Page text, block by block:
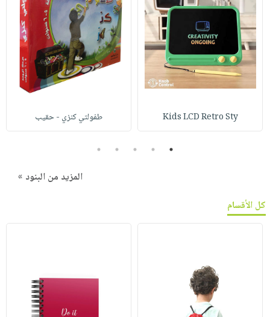
Kids LCD Retro Sty طفولتي كنزي - حقيب
1
2
3
4
5
المزيد من البنود »
كل الأقسام